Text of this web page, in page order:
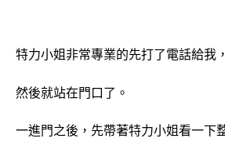
特力小姐非常專業的先打了電話給我，
然後就站在門口了。
一進門之後，先帶著特力小姐看一下